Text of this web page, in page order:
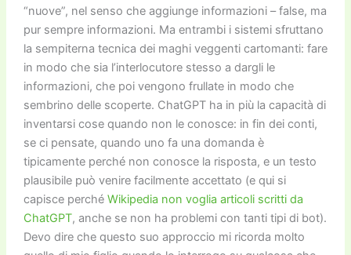
“nuove”, nel senso che aggiunge informazioni – false, ma
pur sempre informazioni. Ma entrambi i sistemi sfruttano
la sempiterna tecnica dei maghi veggenti cartomanti: fare
in modo che sia l’interlocutore stesso a dargli le
informazioni, che poi vengono frullate in modo che
sembrino delle scoperte. ChatGPT ha in più la capacità di
inventarsi cose quando non le conosce: in fin dei conti,
se ci pensate, quando uno fa una domanda è
tipicamente perché non conosce la risposta, e un testo
plausibile può venire facilmente accettato (e qui si
capisce perché Wikipedia non voglia articoli scritti da
ChatGPT, anche se non ha problemi con tanti tipi di bot).
Devo dire che questo suo approccio mi ricorda molto